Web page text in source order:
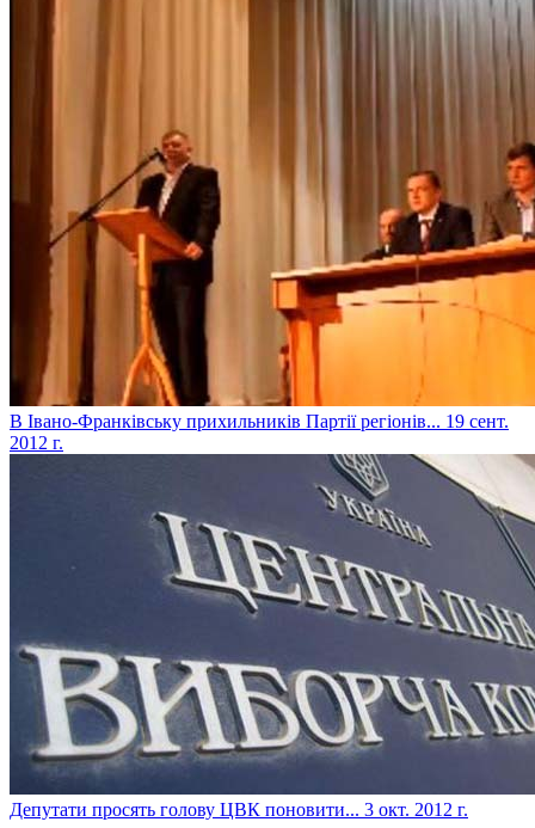
В Івано-Франківську прихильників Партії регіонів... 19 сент.
2012 г.
Депутати просять голову ЦВК поновити... 3 окт. 2012 г.